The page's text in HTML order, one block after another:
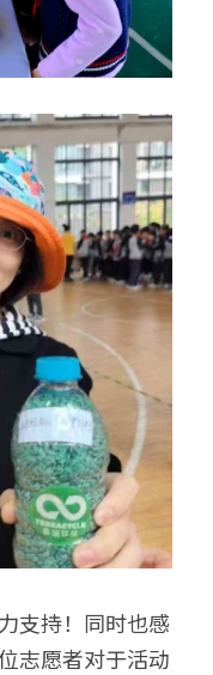
支持！同时也感
志愿者对于活动